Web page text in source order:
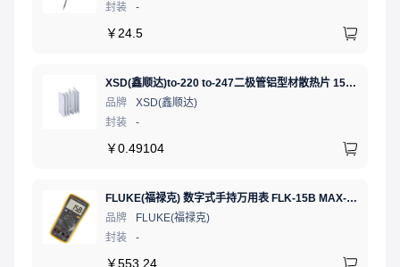
封装
-
￥ 24.5
XSD(鑫顺达)to-220 to-247二极管铝型材散热片 15.5*10.5*21 本色带针大功率电子散热器（可定制）
品牌
XSD(鑫顺达)
封装
-
￥0.49104
FLUKE(福禄克) 数字式手持万用表 FLK-15B MAX-01/CN 二极管测试;通断测试
品牌
FLUKE(福禄克)
封装
-
￥553.24